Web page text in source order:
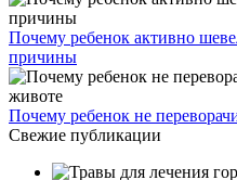
Почему ребенок активно
причины
Почему ребенок не
Свежие публикации